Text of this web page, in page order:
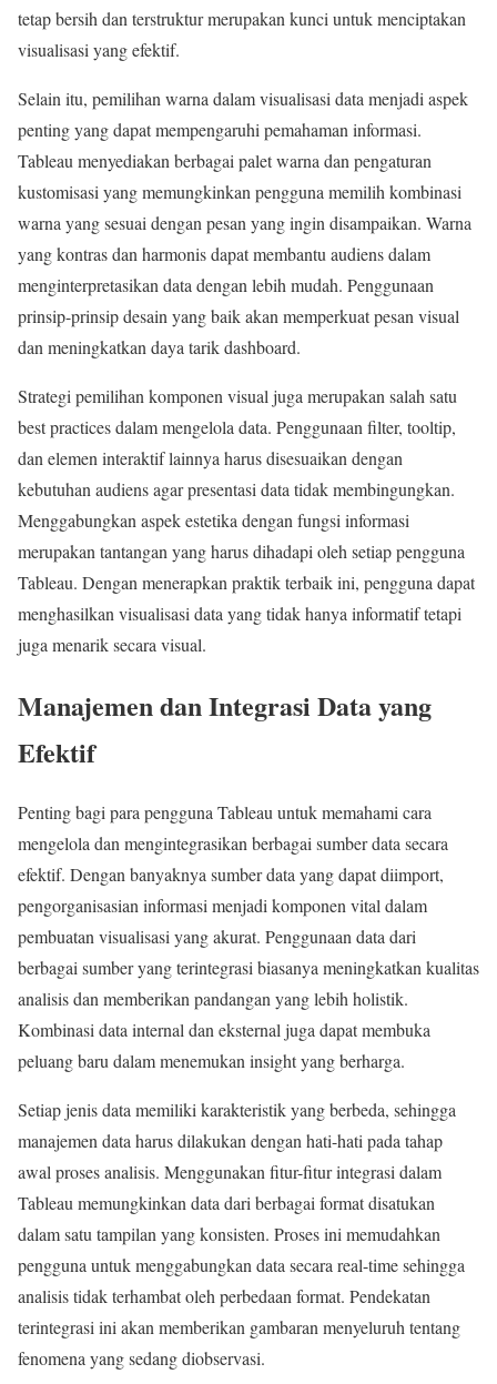
tetap bersih dan terstruktur merupakan kunci untuk menciptakan
visualisasi yang efektif.
Selain itu, pemilihan warna dalam visualisasi data menjadi aspek
penting yang dapat mempengaruhi pemahaman informasi.
Tableau menyediakan berbagai palet warna dan pengaturan
kustomisasi yang memungkinkan pengguna memilih kombinasi
warna yang sesuai dengan pesan yang ingin disampaikan. Warna
yang kontras dan harmonis dapat membantu audiens dalam
menginterpretasikan data dengan lebih mudah. Penggunaan
prinsip-prinsip desain yang baik akan memperkuat pesan visual
dan meningkatkan daya tarik dashboard.
Strategi pemilihan komponen visual juga merupakan salah satu
best practices dalam mengelola data. Penggunaan filter, tooltip,
dan elemen interaktif lainnya harus disesuaikan dengan
kebutuhan audiens agar presentasi data tidak membingungkan.
Menggabungkan aspek estetika dengan fungsi informasi
merupakan tantangan yang harus dihadapi oleh setiap pengguna
Tableau. Dengan menerapkan praktik terbaik ini, pengguna dapat
menghasilkan visualisasi data yang tidak hanya informatif tetapi
juga menarik secara visual.
Manajemen dan Integrasi Data yang
Efektif
Penting bagi para pengguna Tableau untuk memahami cara
mengelola dan mengintegrasikan berbagai sumber data secara
efektif. Dengan banyaknya sumber data yang dapat diimport,
pengorganisasian informasi menjadi komponen vital dalam
pembuatan visualisasi yang akurat. Penggunaan data dari
berbagai sumber yang terintegrasi biasanya meningkatkan kualitas
analisis dan memberikan pandangan yang lebih holistik.
Kombinasi data internal dan eksternal juga dapat membuka
peluang baru dalam menemukan insight yang berharga.
Setiap jenis data memiliki karakteristik yang berbeda, sehingga
manajemen data harus dilakukan dengan hati-hati pada tahap
awal proses analisis. Menggunakan fitur-fitur integrasi dalam
Tableau memungkinkan data dari berbagai format disatukan
dalam satu tampilan yang konsisten. Proses ini memudahkan
pengguna untuk menggabungkan data secara real-time sehingga
analisis tidak terhambat oleh perbedaan format. Pendekatan
terintegrasi ini akan memberikan gambaran menyeluruh tentang
fenomena yang sedang diobservasi.